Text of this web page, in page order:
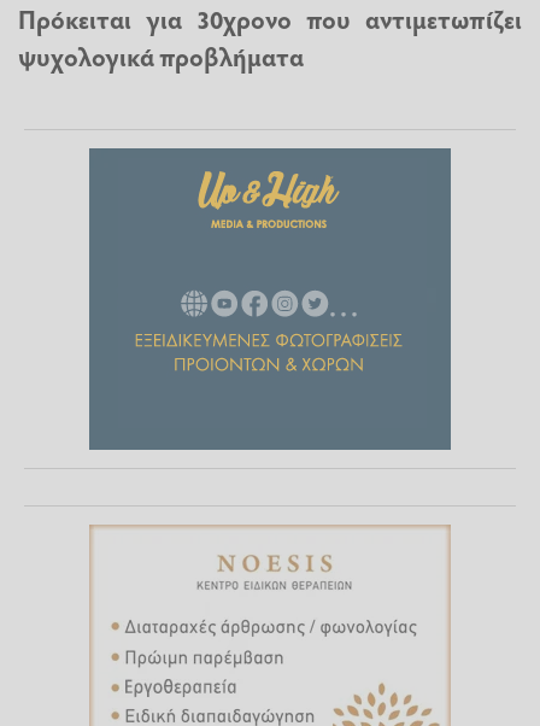
Πρόκειται για 30χρονο που αντιμετωπίζει
ψυχολογικά προβλήματα